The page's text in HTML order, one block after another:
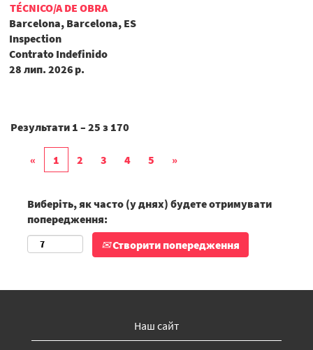
TÉCNICO/A DE OBRA
Barcelona, Barcelona, ES
Inspection
Contrato Indefinido
28 лип. 2026 р.
Результати 1 – 25 з 170
« 1 2 3 4 5 »
Виберіть, як часто (у днях) будете отримувати
попередження:
Створити попередження
Наш сайт